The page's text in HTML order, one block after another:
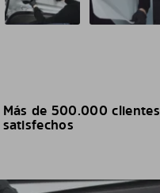
Más de 500.000 clientes
satisfechos